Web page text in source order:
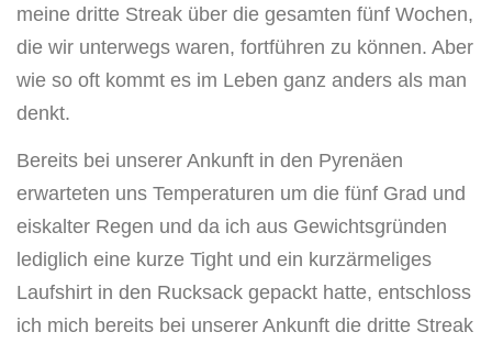
meine dritte Streak über die gesamten fünf Wochen,
die wir unterwegs waren, fortführen zu können. Aber
wie so oft kommt es im Leben ganz anders als man
denkt.
Bereits bei unserer Ankunft in den Pyrenäen
erwarteten uns Temperaturen um die fünf Grad und
eiskalter Regen und da ich aus Gewichtsgründen
lediglich eine kurze Tight und ein kurzärmeliges
Laufshirt in den Rucksack gepackt hatte, entschloss
ich mich bereits bei unserer Ankunft die dritte Streak